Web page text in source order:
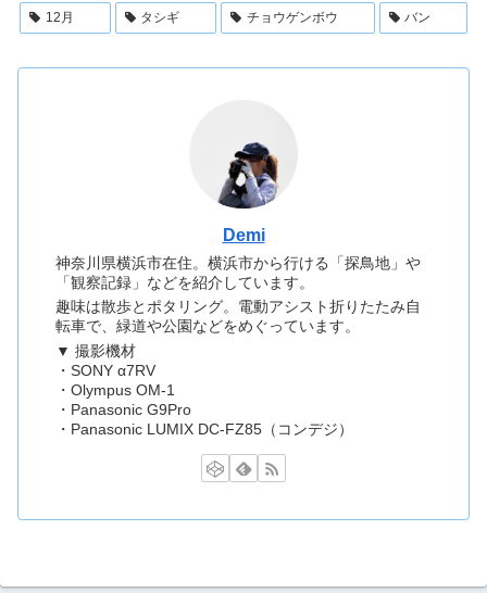
12月 タシギ チョウゲンボウ バン
Demi
神奈川県横浜市在住。横浜市から行ける「探鳥地」や
「観察記録」などを紹介しています。
趣味は散歩とポタリング。電動アシスト折りたたみ自
転車で、緑道や公園などをめぐっています。
▼ 撮影機材
・SONY α7RV
・Olympus OM-1
・Panasonic G9Pro
・Panasonic LUMIX DC-FZ85（コンデジ）